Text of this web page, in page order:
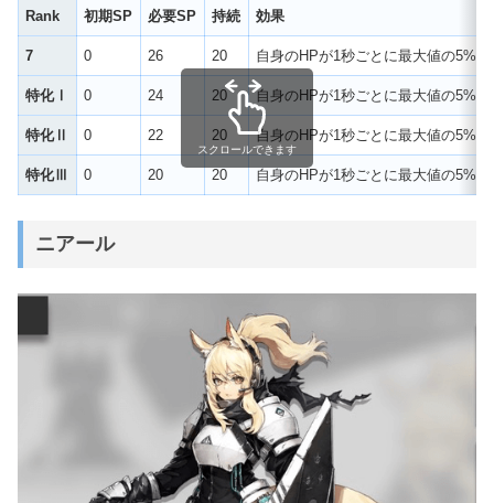
Rank 初期SP 必要SP 持続 効果
7 0 26 20 自身のHPが1秒ごとに最大値の5%
特化Ⅰ 0 24 20 自身のHPが1秒ごとに最大値の5%
特化Ⅱ 0 22 20 自身のHPが1秒ごとに最大値の5%
特化Ⅲ 0 20 20 自身のHPが1秒ごとに最大値の5%
スクロールできます
ニアール